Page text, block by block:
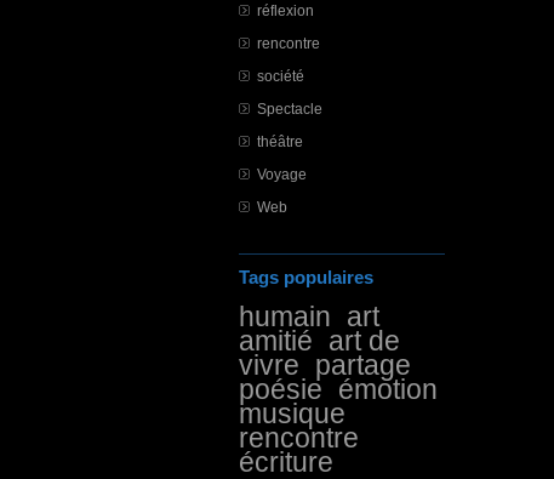
réflexion
rencontre
société
Spectacle
théâtre
Voyage
Web
Tags populaires
humain art
amitié art de
vivre partage
poésie émotion
musique
rencontre
écriture